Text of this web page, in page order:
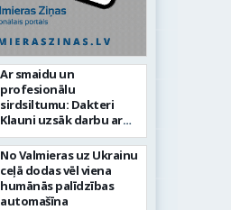
Ar smaidu un
profesionālu
sirdsiltumu: Dakteri
Klauni uzsāk darbu ar
senioriem Vidzemes
slimnīcā
No Valmieras uz Ukrainu
ceļā dodas vēl viena
humānās palīdzības
automašīna